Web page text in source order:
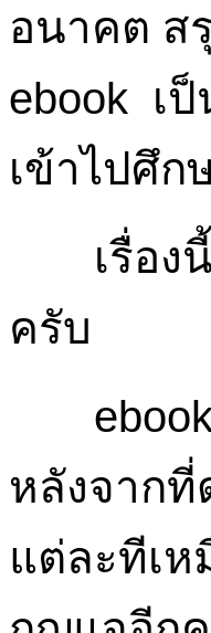
อนาคต ส
ebook เ
เข้าไปศึก
เรื่องนี้
ครับ
ebook
หลังจากที่
แต่ละทีเ